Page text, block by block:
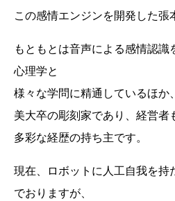
この感情エンジンを開発した張
もともとは音声による感情認識
心理学と
様々な学問に精通しているほか
美大卒の彫刻家であり、経営者
多彩な経歴の持ち主です。
現在、ロボットに人工自我を持
でおりますが、